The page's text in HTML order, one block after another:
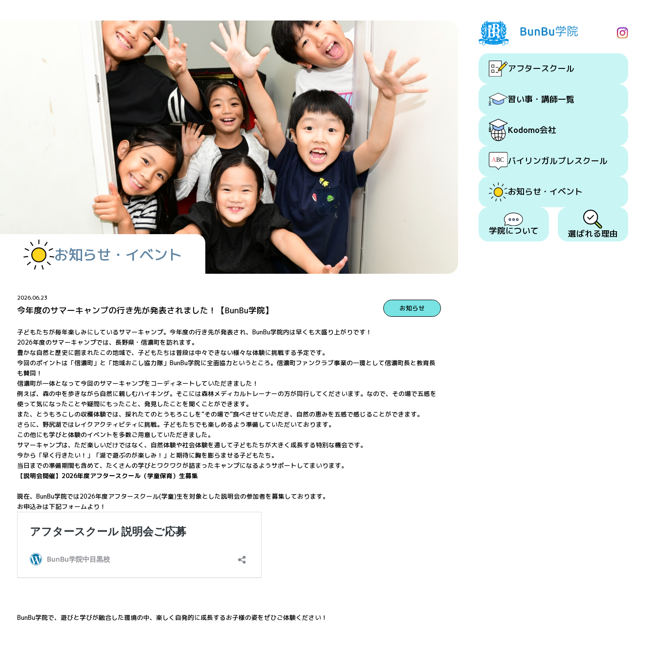
アフタースクール
習い事・講師一覧
Kodomo会社
バイリンガルプレスクール
お知らせ・イベント
学院について 選ばれる理由
お知らせ・イベント
2026.06.23
今年度のサマーキャンプの行き先が発表されました！【BunBu学院】 お知らせ
子どもたちが毎年楽しみにしているサマーキャンプ。今年度の行き先が発表され、BunBu学院内は早くも大盛り上がりです！
2026年度のサマーキャンプでは、長野県・信濃町を訪れます。
豊かな自然と歴史に囲まれたこの地域で、子どもたちは普段は中々できない様々な体験に挑戦する予定です。
今回のポイントは「信濃町」と「地域おこし協力隊」BunBu学院に全面協力というところ。信濃町ファンクラブ事業の一環として信濃町長と教育長
も賛同！
信濃町が一体となって今回のサマーキャンプをコーディネートしていただきました！
例えば、森の中を歩きながら自然に親しむハイキング。そこには森林メディカルトレーナーの方が同行してくださいます。なので、その場で五感を
使って気になったことや疑問にもったこと、発見したことを聞くことができます。
また、とうもろこしの収穫体験では、採れたてのとうもろこしを“その場で”食べさせていただき、自然の恵みを五感で感じることができます。
さらに、野尻湖ではレイクアクティビティに挑戦。子どもたちでも楽しめるよう準備していただいております。
この他にも学びと体験のイベントを多数ご用意していただきました。
サマーキャンプは、ただ楽しいだけではなく、自然体験や社会体験を通して子どもたちが大きく成長する特別な機会です。
今から「早く行きたい！」「湖で遊ぶのが楽しみ！」と期待に胸を膨らませる子どもたち。
当日までの準備期間も含めて、たくさんの学びとワクワクが詰まったキャンプになるようサポートしてまいります。
【説明会開催】2026年度アフタースクール（学童保育）生募集
現在、BunBu学院では2026年度アフタースクール(学童)生を対象とした説明会の参加者を募集しております。
お申込みは下記フォームより！
BunBu学院で、遊びと学びが融合した環境の中、楽しく自発的に成長するお子様の姿をぜひご体験ください！